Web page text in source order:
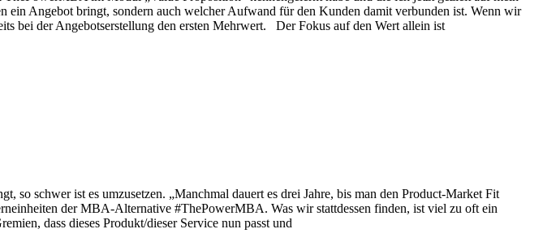
ein Angebot bringt, sondern auch welcher Aufwand für den Kunden damit verbunden ist. Wenn wir
bei der Angebotserstellung den ersten Mehrwert. Der Fokus auf den Wert allein ist
so schwer ist es umzusetzen. „Manchmal dauert es drei Jahre, bis man den Product-Market Fit
der MBA-Alternative #ThePowerMBA. Was wir stattdessen finden, ist viel zu oft ein
dass dieses Produkt/dieser Service nun passt und